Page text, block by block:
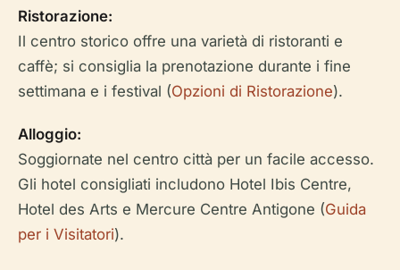
Ristorazione:
Il centro storico offre una varietà di ristoranti e
caffè; si consiglia la prenotazione durante i fine
settimana e i festival (Opzioni di Ristorazione).
Alloggio:
Soggiornate nel centro città per un facile accesso.
Gli hotel consigliati includono Hotel Ibis Centre,
Hotel des Arts e Mercure Centre Antigone (Guida
per i Visitatori).